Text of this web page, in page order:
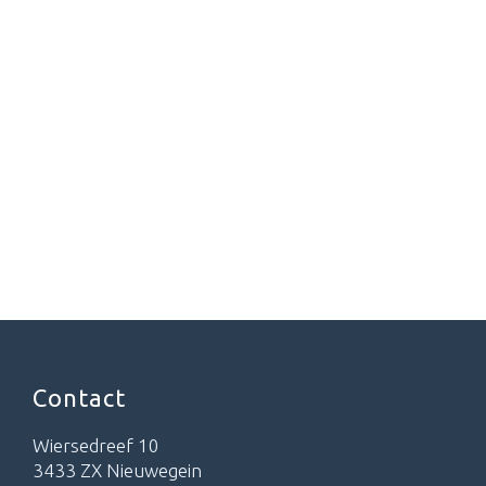
Contact
Wiersedreef 10
3433 ZX Nieuwegein